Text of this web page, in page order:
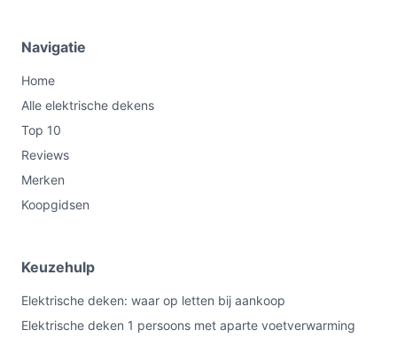
Navigatie
Home
Alle elektrische dekens
Top 10
Reviews
Merken
Koopgidsen
Keuzehulp
Elektrische deken: waar op letten bij aankoop
Elektrische deken 1 persoons met aparte voetverwarming